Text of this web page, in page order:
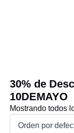
30% de
10DEMAYO
Mostrando todos